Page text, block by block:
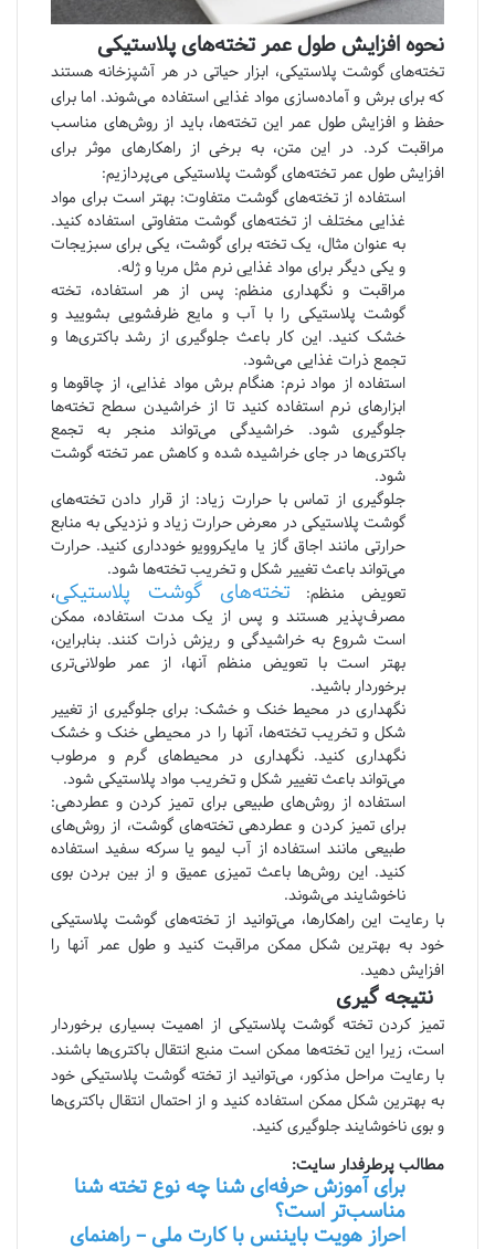
نحوه افزایش طول عمر تخته‌های پلاستیکی
تخته‌های گوشت پلاستیکی، ابزار حیاتی در هر آشپزخانه هستند
که برای برش و آماده‌سازی مواد غذایی استفاده می‌شوند. اما برای
حفظ و افزایش طول عمر این تخته‌ها، باید از روش‌های مناسب
مراقبت کرد. در این متن، به برخی از راهکارهای موثر برای
افزایش طول عمر تخته‌های گوشت پلاستیکی می‌پردازیم:
استفاده از تخته‌های گوشت متفاوت: بهتر است برای مواد
غذایی مختلف از تخته‌های گوشت متفاوتی استفاده کنید.
به عنوان مثال، یک تخته برای گوشت، یکی برای سبزیجات
و یکی دیگر برای مواد غذایی نرم مثل مربا و ژله.
مراقبت و نگهداری منظم: پس از هر استفاده، تخته
گوشت پلاستیکی را با آب و مایع ظرفشویی بشویید و
خشک کنید. این کار باعث جلوگیری از رشد باکتری‌ها و
تجمع ذرات غذایی می‌شود.
استفاده از مواد نرم: هنگام برش مواد غذایی، از چاقوها و
ابزارهای نرم استفاده کنید تا از خراشیدن سطح تخته‌ها
جلوگیری شود. خراشیدگی می‌تواند منجر به تجمع
باکتری‌ها در جای خراشیده شده و کاهش عمر تخته گوشت
شود.
جلوگیری از تماس با حرارت زیاد: از قرار دادن تخته‌های
گوشت پلاستیکی در معرض حرارت زیاد و نزدیکی به منابع
حرارتی مانند اجاق گاز یا مایکروویو خودداری کنید. حرارت
می‌تواند باعث تغییر شکل و تخریب تخته‌ها شود.
تعویض منظم: تخته‌های گوشت پلاستیکی،
مصرف‌پذیر هستند و پس از یک مدت استفاده، ممکن
است شروع به خراشیدگی و ریزش ذرات کنند. بنابراین،
بهتر است با تعویض منظم آنها، از عمر طولانی‌تری
برخوردار باشید.
نگهداری در محیط خنک و خشک: برای جلوگیری از تغییر
شکل و تخریب تخته‌ها، آنها را در محیطی خنک و خشک
نگهداری کنید. نگهداری در محیط‌های گرم و مرطوب
می‌تواند باعث تغییر شکل و تخریب مواد پلاستیکی شود.
استفاده از روش‌های طبیعی برای تمیز کردن و عطردهی:
برای تمیز کردن و عطردهی تخته‌های گوشت، از روش‌های
طبیعی مانند استفاده از آب لیمو یا سرکه سفید استفاده
کنید. این روش‌ها باعث تمیزی عمیق و از بین بردن بوی
ناخوشایند می‌شوند.
با رعایت این راهکارها، می‌توانید از تخته‌های گوشت پلاستیکی
خود به بهترین شکل ممکن مراقبت کنید و طول عمر آنها را
افزایش دهید.
نتیجه گیری
تمیز کردن تخته گوشت پلاستیکی از اهمیت بسیاری برخوردار
است، زیرا این تخته‌ها ممکن است منبع انتقال باکتری‌ها باشند.
با رعایت مراحل مذکور، می‌توانید از تخته گوشت پلاستیکی خود
به بهترین شکل ممکن استفاده کنید و از احتمال انتقال باکتری‌ها
و بوی ناخوشایند جلوگیری کنید.
مطالب پرطرفدار سایت:
برای آموزش حرفه‌ای شنا چه نوع تخته شنا
مناسب‌تر است؟
احراز هویت بایننس با کارت ملی – راهنمای